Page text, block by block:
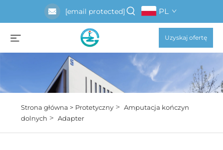
[email protected] PL
Uzyskaj ofertę
Strona główna > Protetyczny> Amputacja kończyn
dolnych > Adapter